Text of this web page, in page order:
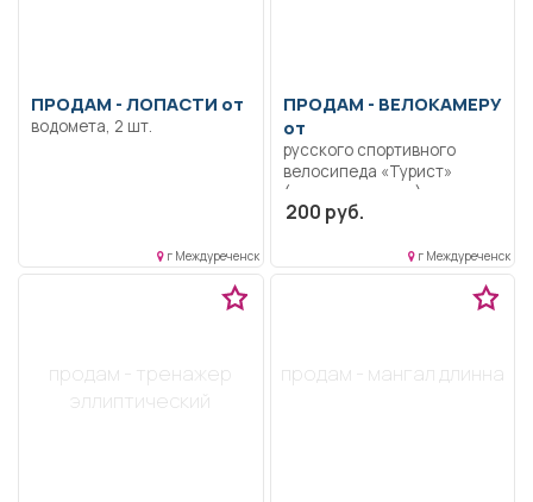
ПРОДАМ - ЛОПАСТИ от
водомета, 2 шт.
г Междуреченск
ПРОДАМ - ВЕЛОКАМЕРУ
от
русского спортивного
велосипеда «Турист»
(узкая покрышка).
200 руб.
г Междуреченск
продам - тренажер
эллиптический
продам - мангал длинна